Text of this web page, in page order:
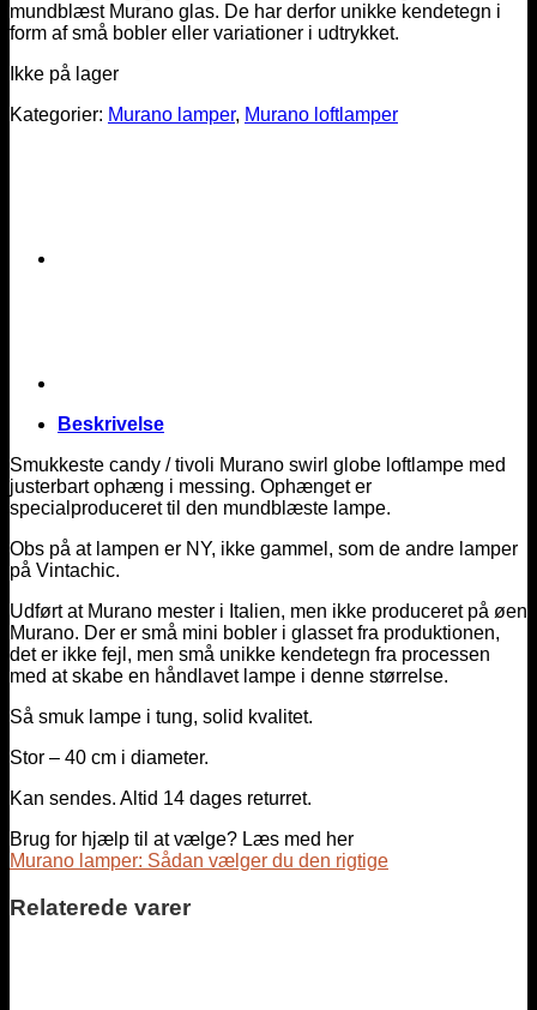
mundblæst Murano glas. De har derfor unikke kendetegn i
form af små bobler eller variationer i udtrykket.
Ikke på lager
Kategorier: Murano lamper, Murano loftlamper
Beskrivelse
Smukkeste candy / tivoli Murano swirl globe loftlampe med
justerbart ophæng i messing. Ophænget er
specialproduceret til den mundblæste lampe.
Obs på at lampen er NY, ikke gammel, som de andre lamper
på Vintachic.
Udført at Murano mester i Italien, men ikke produceret på øen
Murano. Der er små mini bobler i glasset fra produktionen,
det er ikke fejl, men små unikke kendetegn fra processen
med at skabe en håndlavet lampe i denne størrelse.
Så smuk lampe i tung, solid kvalitet.
Stor – 40 cm i diameter.
Kan sendes. Altid 14 dages returret.
Brug for hjælp til at vælge? Læs med her
Murano lamper: Sådan vælger du den rigtige
Relaterede varer